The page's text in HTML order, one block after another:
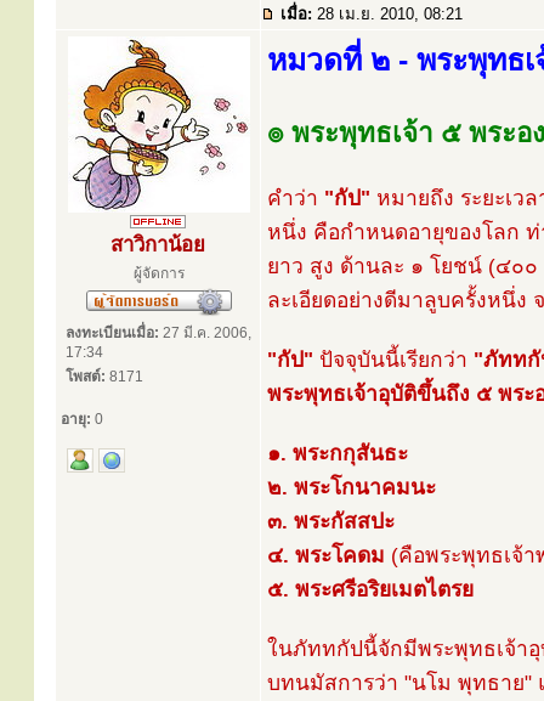
เมื่อ: 28 เม.ย. 2010, 08:21
สาวิกาน้อย
ผู้จัดการ
ลงทะเบียนเมื่อ: 27 มี.ค. 2006,
17:34
โพสต์: 8171
อายุ: 0
หมวดที่ ๒ - พระพุทธ
๏ พระพุทธเจ้า ๕ พระ
คำว่า "กัป" หมายถึง ระยะเว
หนึ่ง คือกำหนดอายุของโลก ท่
ยาว สูง ด้านละ ๑ โยชน์ (๔๐
ละเอียดอย่างดีมาลูบครั้งหนึ่
"กัป" ปัจจุบันนี้เรียกว่า "ภัทท
พระพุทธเจ้าอุบัติขึ้นถึง ๕ พระ
๑. พระกกุสันธะ
๒. พระโกนาคมนะ
๓. พระกัสสปะ
๔. พระโคดม (คือพระพุทธเจ้
๕. พระศรีอริยเมตไตรย
ในภัททกัปนี้จักมีพระพุทธเจ้า
บทนมัสการว่า "นโม พุทธาย"